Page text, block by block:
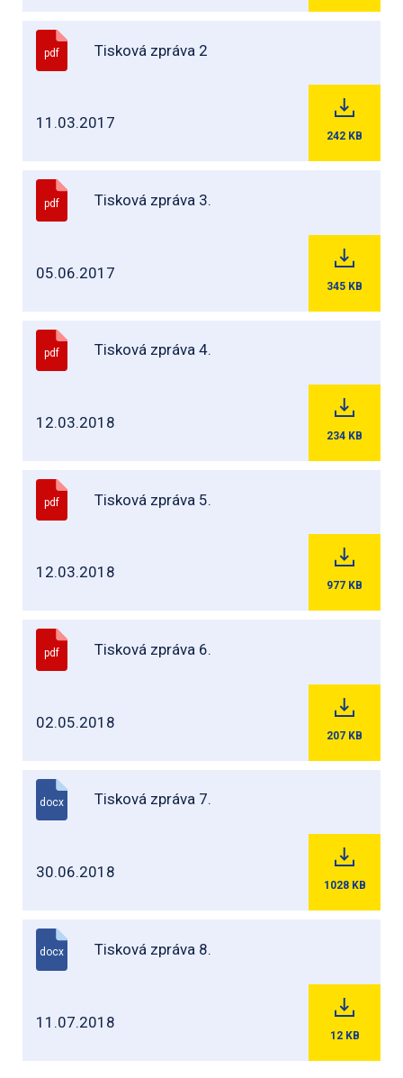
pdf Tisková zpráva 2
11.03.2017
242 KB
pdf Tisková zpráva 3.
05.06.2017
345 KB
pdf Tisková zpráva 4.
12.03.2018
234 KB
pdf Tisková zpráva 5.
12.03.2018
977 KB
pdf Tisková zpráva 6.
02.05.2018
207 KB
docx Tisková zpráva 7.
30.06.2018
1028 KB
docx Tisková zpráva 8.
11.07.2018
12 KB